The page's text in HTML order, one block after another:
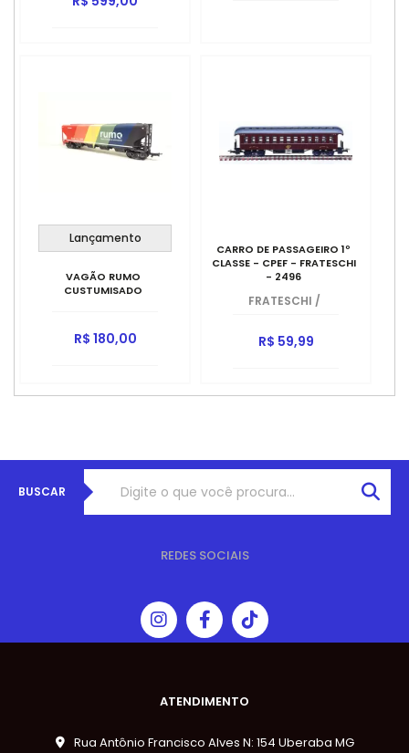
Lançamento
VAGÃO RUMO
CUSTUMISADO
R$ 180,00
CARRO DE PASSAGEIRO 1º
CLASSE - CPEF - FRATESCHI
- 2496
FRATESCHI /
R$ 59,99
BUSCAR
REDES SOCIAIS
ATENDIMENTO
Rua Antônio Francisco Alves N: 154 Uberaba MG